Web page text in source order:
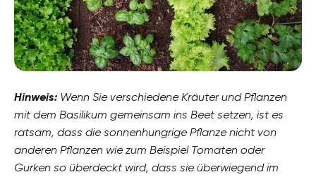
Hinweis: Wenn Sie verschiedene Kräuter und Pflanzen
mit dem Basilikum gemeinsam ins Beet setzen, ist es
ratsam, dass die sonnenhungrige Pflanze nicht von
anderen Pflanzen wie zum Beispiel Tomaten oder
Gurken so überdeckt wird, dass sie überwiegend im